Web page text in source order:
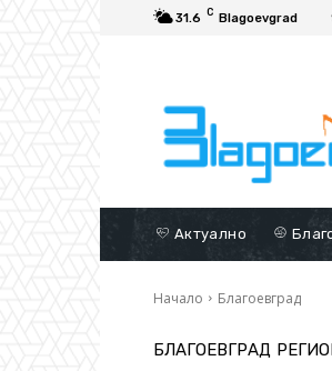
31.6 C Blagoevgrad
Актуално
Начало Благоевград
БЛАГОЕВГРАД